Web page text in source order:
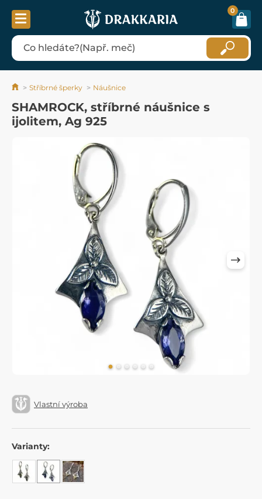
0
Stříbrné šperky Náušnice
SHAMROCK, stříbrné náušnice s
ijolitem, Ag 925
Vlastní výroba
Varianty: